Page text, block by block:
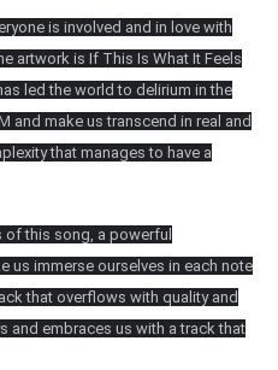
is involved and in love with
artwork is If This Is What It Feels
led the world to delirium in the
and make us transcend in real and
that manages to have a
this song, a powerful
us immerse ourselves in each note
that overflows with quality and
and embraces us with a track that